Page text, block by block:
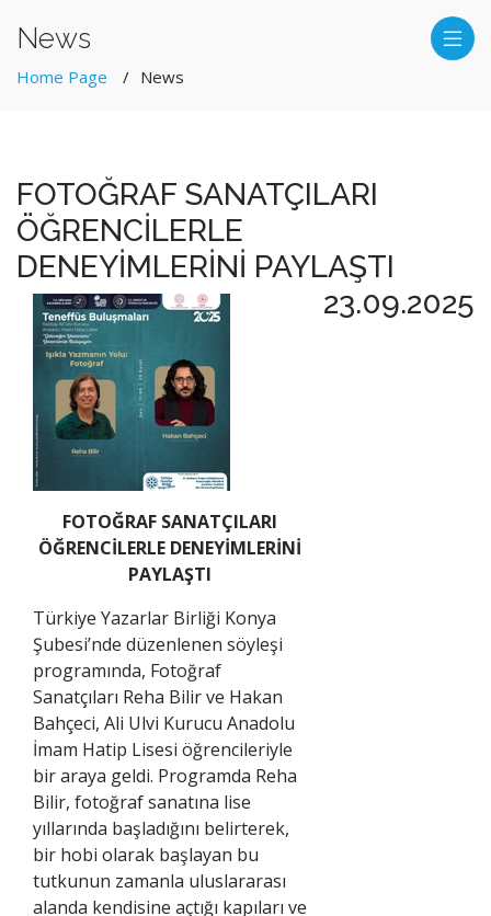
News
Home Page News
FOTOĞRAF SANATÇILARI
ÖĞRENCİLERLE
DENEYİMLERİNİ PAYLAŞTI
23.09.2025
FOTOĞRAF SANATÇILARI
ÖĞRENCİLERLE DENEYİMLERİNİ
PAYLAŞTI
Türkiye Yazarlar Birliği Konya
Şubesi’nde düzenlenen söyleşi
programında, Fotoğraf
Sanatçıları Reha Bilir ve Hakan
Bahçeci, Ali Ulvi Kurucu Anadolu
İmam Hatip Lisesi öğrencileriyle
bir araya geldi. Programda Reha
Bilir, fotoğraf sanatına lise
yıllarında başladığını belirterek,
bir hobi olarak başlayan bu
tutkunun zamanla uluslararası
alanda kendisine açtığı kapıları ve